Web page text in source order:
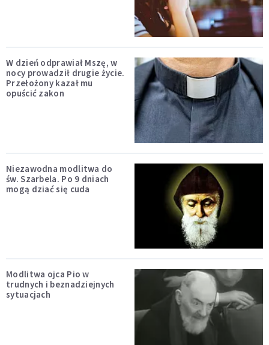
W dzień odprawiał Mszę, w
nocy prowadził drugie życie.
Przełożony kazał mu
opuścić zakon
Niezawodna modlitwa do
św. Szarbela. Po 9 dniach
mogą dziać się cuda
Modlitwa ojca Pio w
trudnych i beznadziejnych
sytuacjach